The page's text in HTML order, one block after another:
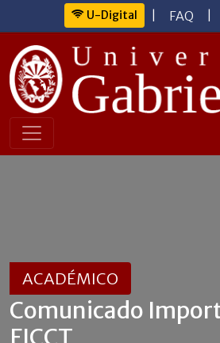
U-Digital FAQ
ACADÉMICO
Comunicado